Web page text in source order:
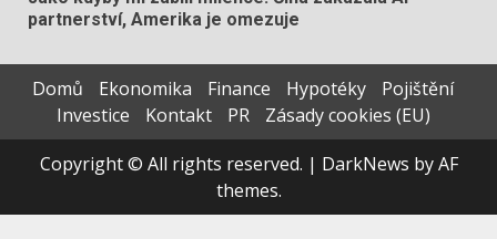
partnerství, Amerika je omezuje
Domů Ekonomika Finance Hypotéky
Pojištění
Investice
Kontakt PR
Zásady cookies (EU)
Copyright © All rights reserved. | DarkNews by AF
themes.